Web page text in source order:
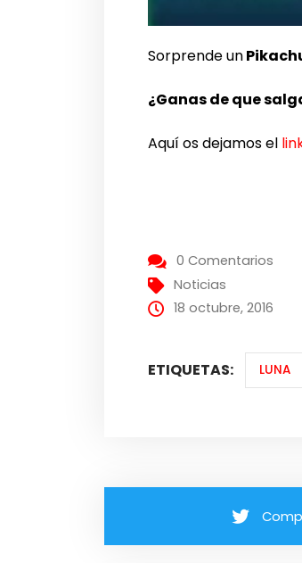
Sorprende un
¿Ganas de que
Aquí os dejamos el
0 Comentarios
Noticias
18 octubre, 2016
ETIQUETAS: LUNA